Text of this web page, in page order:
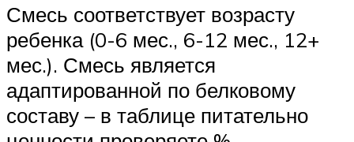
Смесь соответствует возрасту
ребенка (0-6 мес., 6-12 мес., 12+
мес.). Смесь является
адаптированной по белковому
составу – в таблице питательно